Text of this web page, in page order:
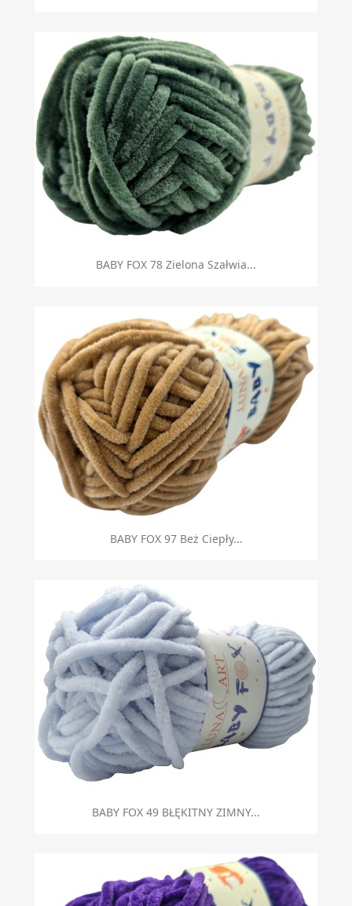
BABY FOX 78 Zielona Szałwia...
BABY FOX 97 Beż Ciepły...
BABY FOX 49 BŁĘKITNY ZIMNY...